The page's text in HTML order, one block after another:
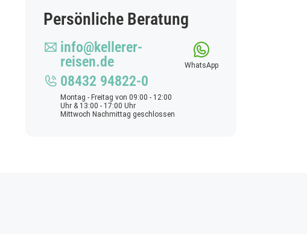
Persönliche Beratung
info@kellerer-
reisen.de
08432 94822-0
Montag - Freitag von 09:00 - 12:00
Uhr & 13:00 - 17:00 Uhr
Mittwoch Nachmittag geschlossen
WhatsApp